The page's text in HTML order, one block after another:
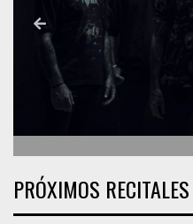
PRÓXIMOS